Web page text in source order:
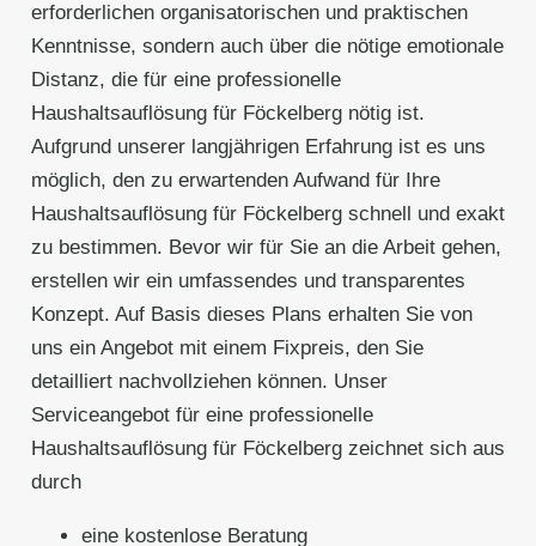
erforderlichen organisatorischen und praktischen
Kenntnisse, sondern auch über die nötige emotionale
Distanz, die für eine professionelle
Haushaltsauflösung für Föckelberg nötig ist.
Aufgrund unserer langjährigen Erfahrung ist es uns
möglich, den zu erwartenden Aufwand für Ihre
Haushaltsauflösung für Föckelberg schnell und exakt
zu bestimmen. Bevor wir für Sie an die Arbeit gehen,
erstellen wir ein umfassendes und transparentes
Konzept. Auf Basis dieses Plans erhalten Sie von
uns ein Angebot mit einem Fixpreis, den Sie
detailliert nachvollziehen können. Unser
Serviceangebot für eine professionelle
Haushaltsauflösung für Föckelberg zeichnet sich aus
durch
eine kostenlose Beratung